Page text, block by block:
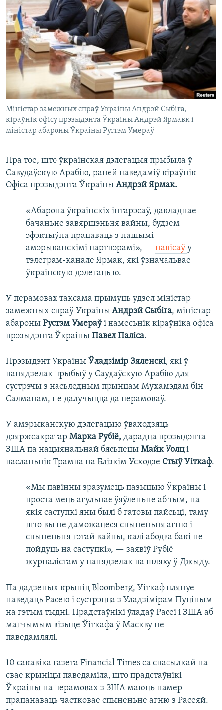
Міністар замежных спраў Украіны Андрэй Сыбіга,
кіраўнік офісу прэзыдэнта Ўкраіны Андрэй Ярмавк і
міністар абароны Ўкраіны Рустэм Умераў
Пра тое, што ўкраінская дэлегацыя прыбыла ў
Савудаўскую Арабію, раней паведаміў кіраўнік
Офіса прэзыдэнта Ўкраіны Андрэй Ярмак.
«Абарона ўкраінскіх інтарэсаў, дакладнае
бачаньне завяршэньня вайны, будзем
эфэктыўна працаваць з нашымі
амэрыканскімі партнэрамі», — напісаў у
тэлеграм-канале Ярмак, які ўзначальвае
ўкраінскую дэлегацыю.
У перамовах таксама прымуць удзел міністар
замежных спраў Украіны Андрэй Сыбіга, міністар
абароны Рустэм Умераўі намесьнік кіраўніка офіса
прэзыдэнта Ўкраіны Павел Паліса.
Прэзыдэнт Украіны Ўладзімір Зяленскі, які ў
панядзелак прыбыў у Саудаўскую Арабію для
сустрэчы з насьледным прынцам Мухамэдам бін
Салманам, не далучыцца да перамоваў.
У амэрыканскую дэлегацыю ўваходзяць
дзяржсакратар Марка Рубіё, дарадца прэзыдэнта
ЗША па нацыянальнай бясьпецы Майк Уолці
пасланьнік Трампа на Блізкім Усходзе Стыў Уіткаф.
«Мы павінны зразумець пазыцыю Ўкраіны і
проста мець агульнае ўяўленьне аб тым, на
якія саступкі яны былі б гатовы пайсьці, таму
што вы не даможацеся спыненьня агню і
спыненьня гэтай вайны, калі абодва бакі не
пойдуць на саступкі», — заявіў Рубіё
журналістам у панядзелак па шляху ў Джыду.
Па дадзеных крыніц Bloomberg, Уіткаф плянуе
наведаць Расею і сустрэцца з Уладзімірам Пуціным
на гэтым тыдні. Прадстаўнікі ўладаў Расеі і ЗША аб
магчымым візыце Ўіткафа ў Маскву не
паведамлялі.
10 сакавіка газета Financial Times са спасылкай на
свае крыніцы паведаміла, што прадстаўнікі
Ўкраіны на перамовах з ЗША маюць намер
прапанаваць частковае спыненьне агню з Расеяй.